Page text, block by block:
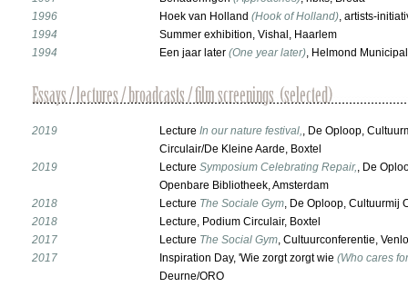
1996
Hoek van Holland (Hook of Holland), artists-
1994
Summer exhibition, Vishal, Haarlem
1994
Een jaar later (One year later), Helmond
2019 Lecture In our nature festival,, De Oploop,
Circulair/De Kleine Aarde, Boxtel
2019
Lecture Symposium Celebrating Repair,, De
Openbare Bibliotheek, Amsterdam
2018
Lecture The Sociale Gym, De Oploop, Cultuurmij
2018
Lecture, Podium Circulair, Boxtel
2017
Lecture The Social Gym, Cultuurconferentie, Venlo
2017
Inspiration Day, 'Wie zorgt zorgt wie (Who cares
Deurne/ORO